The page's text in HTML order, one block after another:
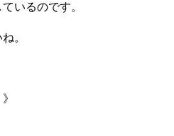
いるのです。
。